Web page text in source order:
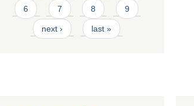
6 7 8 9
next › last »